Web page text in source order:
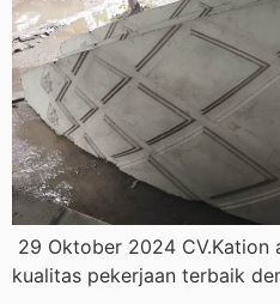
29 Oktober 2024 CV.Kation
kualitas pekerjaan terbaik